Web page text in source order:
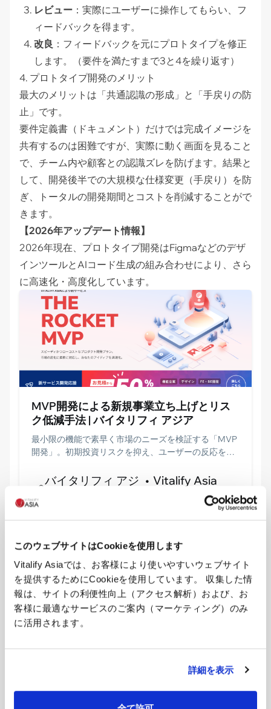
このウェブサイトはCookieを使用します
Vitalify Asiaでは、お客様により使いやすいウェブサイト
を提供するためにCookieを使用しています。 収集した情
報は、サイトの利便性向上（アクセス解析）および、お
客様に最適なサービスのご案内（マーケティング）のみ
に活用されます。
詳細を表示
レビュー ：実際にユーザーに操作してもらい、フ
ィードバックを得ます。
改良 ：フィードバックを元にプロトタイプを修正
します。（要件を満たすまで3と4を繰り返す）
4. プロトタイプ開発のメリット
最大のメリットは「共通認識の形成」と「手戻りの防
止」です。
要件定義書（ドキュメント）だけでは完成イメージを
共有するのは困難ですが、実際に動く画面を見ること
で、チーム内や顧客との認識ズレを防げます。結果と
して、開発後半での大規模な仕様変更（手戻り）を防
ぎ、トータルの開発期間とコストを削減することがで
きます。
【2026年アップデート情報】
2026年現在、プロトタイプ開発はFigmaなどのデザ
インツールとAIコード生成の組み合わせにより、さら
に高速化・高度化しています。
MVP開発による新規事業立ち上げとリス
ク低減手法 | バイタリフィ アジア
最小限の機能で素早く市場のニーズを検証する「MVP
開発」。初期投資リスクを抑え、ユーザーの反応を見
新規ITサービス開発手法。
バイタリフィ アジ
Vitalify Asia
KENTEMグループであるバイタリフィ アジアが提供
する最新のUI/UX設計およびアジャイル開発ソリュー
ションについては、当社のオフショア開発・ラボ型開
発のサービスページをご覧ください。